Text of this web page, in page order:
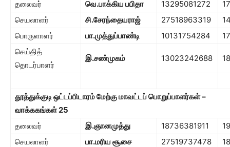
தலைவர்
வெ.பாக்கிய பபிதா 13295081272
செயலாளர்
சி.சேரந்தையராஜ் 27518963319
பொருளாளர்
பா.முத்துப்பாண்டி 10131754284
செய்தித்
தொடர்பாளர்
இ.சண்முகம் 13023242688
தூத்துக்குடி ஒட்டப்பிடாரம் மேற்கு மாவட்டப் பொறுப்பாளர்கள் –
வாக்ககங்கள்25
தலைவர்
இ.ஞானமுத்து 18736381911
செயலாளர்
பா.மரிய சூசை 27519737478